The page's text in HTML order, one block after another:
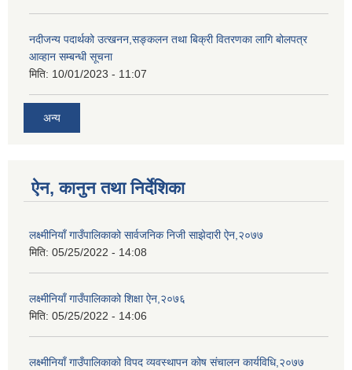
नदीजन्य पदार्थको उत्खनन,सङ्कलन तथा बिक्री वितरणका लागि बोलपत्र
आव्हान सम्बन्धी सूचना
मिति: 10/01/2023 - 11:07
अन्य
ऐन, कानुन तथा निर्देशिका
लक्ष्मीनियाँ गाउँपालिकाको सार्वजनिक निजी साझेदारी ऐन,२०७७
मिति: 05/25/2022 - 14:08
लक्ष्मीनियाँ गाउँपालिकाको शिक्षा ऐन,२०७६
मिति: 05/25/2022 - 14:06
लक्ष्मीनियाँ गाउँपालिकाको विपद व्यवस्थापन कोष संचालन कार्यविधि,२०७७